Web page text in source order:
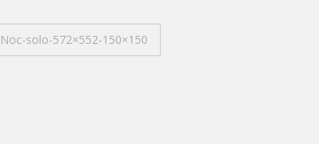
solo-572×552-150×150